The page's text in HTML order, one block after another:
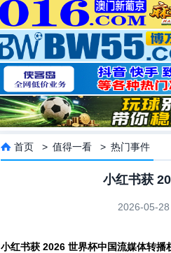
 首页 >值得一看 >热门事件
小红书获
2026-05-
小红书获 2026 世界杯中国流媒体转播